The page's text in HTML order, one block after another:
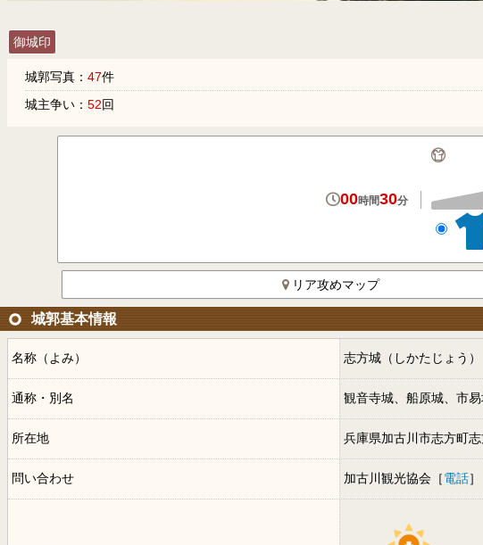
御城印
城郭写真： 47件
城主争い： 52回
00時間30分
リア攻めマップ
城郭基本情報
名称（よみ） 志方城（しかたじょう）
通称・別名 観音寺城、船原城、市
所在地 兵庫県加古川市志方町志
問い合わせ 加古川観光協会［電話］